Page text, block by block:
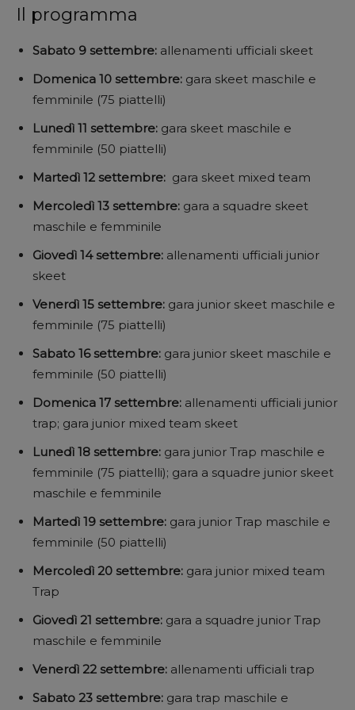
Il programma
Sabato 9 settembre: allenamenti ufficiali skeet
Domenica 10 settembre: gara skeet maschile e
femminile (75 piattelli)
Lunedì 11 settembre: gara skeet maschile e
femminile (50 piattelli)
Martedì 12 settembre: gara skeet mixed team
Mercoledì 13 settembre: gara a squadre skeet
maschile e femminile
Giovedì 14 settembre: allenamenti ufficiali junior
skeet
Venerdì 15 settembre: gara junior skeet maschile e
femminile (75 piattelli)
Sabato 16 settembre: gara junior skeet maschile e
femminile (50 piattelli)
Domenica 17 settembre: allenamenti ufficiali junior
trap; gara junior mixed team skeet
Lunedì 18 settembre: gara junior Trap maschile e
femminile (75 piattelli); gara a squadre junior skeet
maschile e femminile
Martedì 19 settembre: gara junior Trap maschile e
femminile (50 piattelli)
Mercoledì 20 settembre: gara junior mixed team
Trap
Giovedì 21 settembre: gara a squadre junior Trap
maschile e femminile
Venerdì 22 settembre: allenamenti ufficiali trap
Sabato 23 settembre: gara trap maschile e